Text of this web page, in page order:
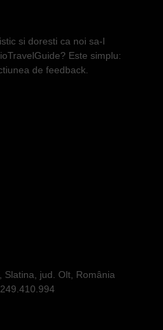
si doresti ca noi sa-l
Este simplu:
de feedback.
Slatina, jud. Olt, România